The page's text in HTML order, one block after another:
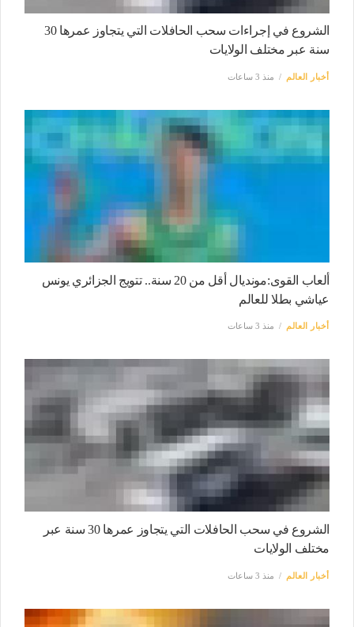
الشروع في إجراءات سحب الحافلات التي يتجاوز عمرها 30
سنة عبر مختلف الولايات
أخبار العالم منذ 3 ساعات
ألعاب القوى:مونديال أقل من 20 سنة.. تتويج الجزائري يونس
عياشي بطلا للعالم
أخبار العالم منذ 3 ساعات
الشروع في سحب الحافلات التي يتجاوز عمرها 30 سنة عبر
مختلف الولايات
أخبار العالم منذ 3 ساعات